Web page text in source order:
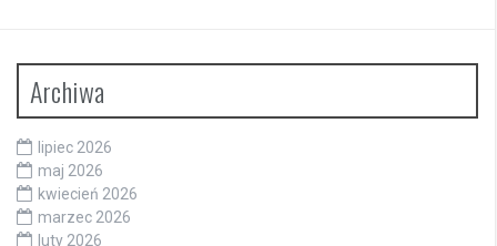
Archiwa
lipiec 2026
maj 2026
kwiecień 2026
marzec 2026
luty 2026